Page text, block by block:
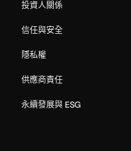
投資人關係
信任與安全
隱私權
供應商責任
永續發展與 ESG